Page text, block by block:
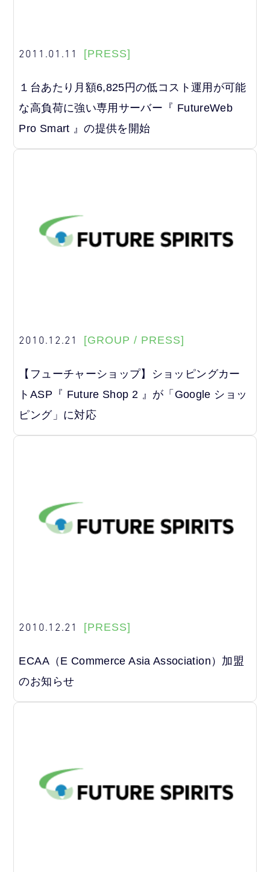
2011.01.11 [PRESS]
１台あたり月額6,825円の低コスト運用が可能
な高負荷に強い専用サーバー『 FutureWeb
Pro Smart 』の提供を開始
2010.12.21 [GROUP / PRESS]
【フューチャーショップ】ショッピングカー
トASP『 Future Shop 2 』が「Google ショッ
ピング」に対応
2010.12.21 [PRESS]
ECAA（E Commerce Asia Association）加盟
のお知らせ